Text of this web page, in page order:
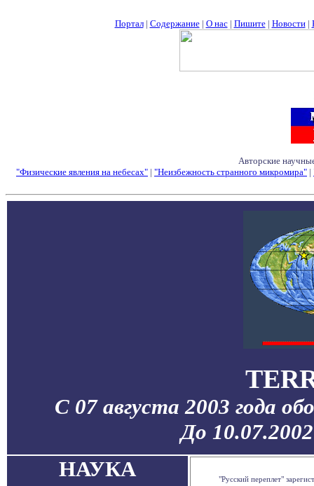
Портал| Содержание| О нас| Пишите| Новости|
Авторские
"Физические явления на небесах" | "Неизбежность странного микромира" |
С 07 августа 2003 года
До
НАУКА
"Русский переплет"